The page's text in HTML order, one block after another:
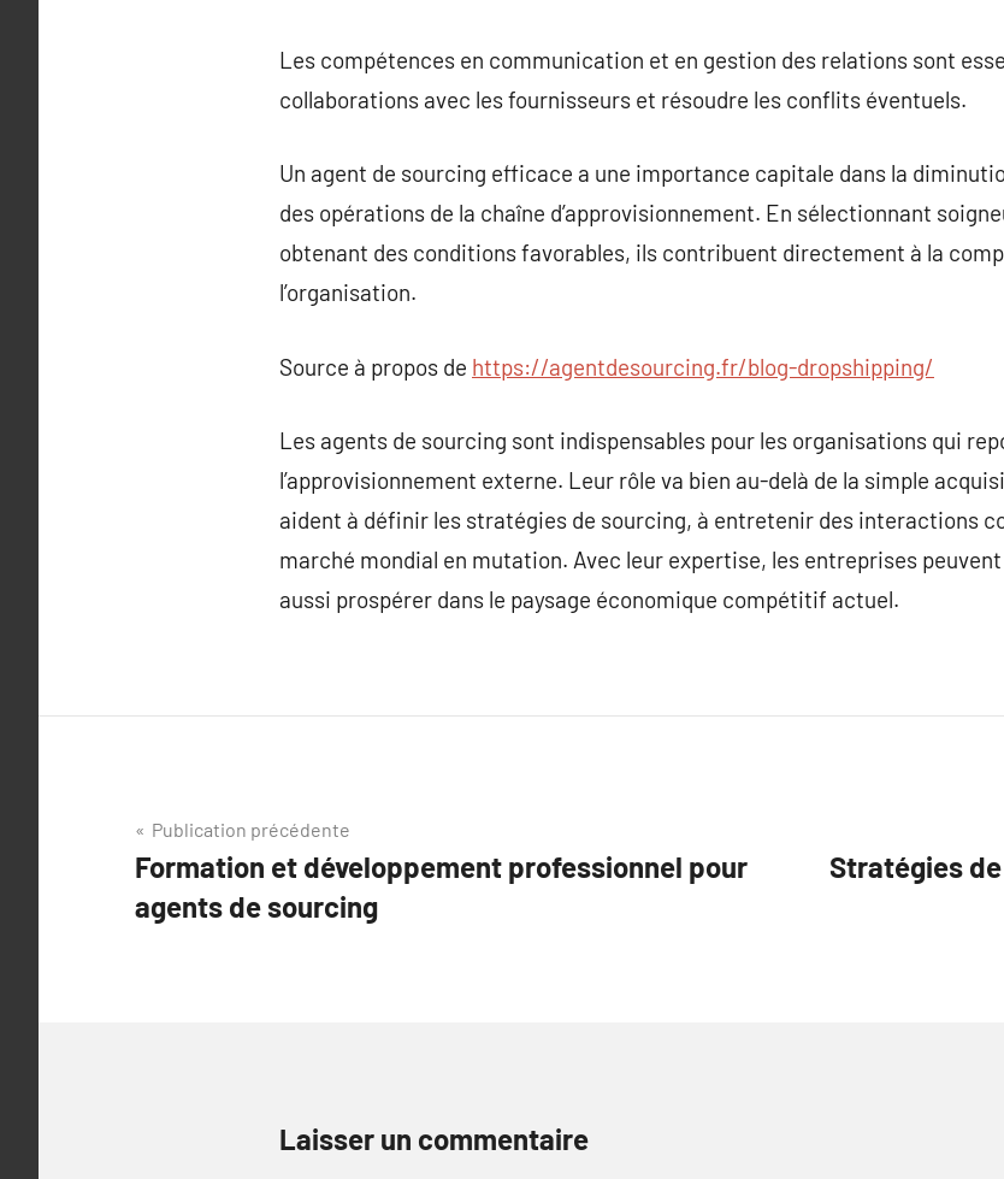
Les compétences en communication et en gestion des relations sont
collaborations avec les fournisseurs et résoudre les conflits éventuels.
Un agent de sourcing efficace a une importance capitale dans la
des opérations de la chaîne d’approvisionnement. En sélectionnant
obtenant des conditions favorables, ils contribuent directement à la
l’organisation.
Source à propos de https://agentdesourcing.fr/blog-dropshipping/
Les agents de sourcing sont indispensables pour les organisations qui
l’approvisionnement externe. Leur rôle va bien au-delà de la simple
aident à définir les stratégies de sourcing, à entretenir des interactions
marché mondial en mutation. Avec leur expertise, les entreprises
aussi prospérer dans le paysage économique compétitif actuel.
Navigation
de
l’article
Publication précédente
Formation et développement professionnel pour
agents de sourcing
Stratégies
Laisser un commentaire